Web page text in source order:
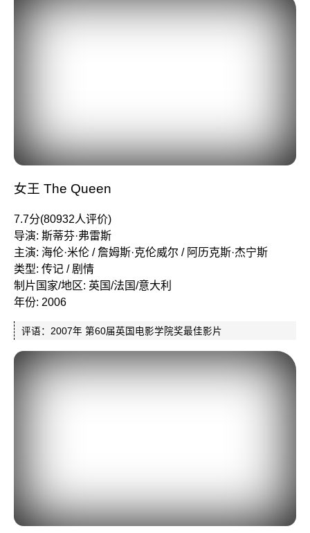
女王 The Queen
7.7分(80932人评价)
导演: 斯蒂芬·弗雷斯
主演: 海伦·米伦 / 詹姆斯·克伦威尔 / 阿历克斯·杰宁斯
类型: 传记 / 剧情
制片国家/地区: 英国/法国/意大利
年份: 2006
评语：2007年 第60届英国电影学院奖最佳影片